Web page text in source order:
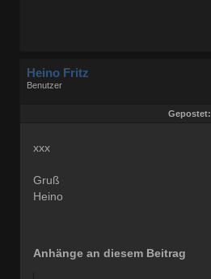
Heino Fritz
Benutzer
Gepostet:
xxx
Gruß
Heino
Anhänge an diesem Beitrag